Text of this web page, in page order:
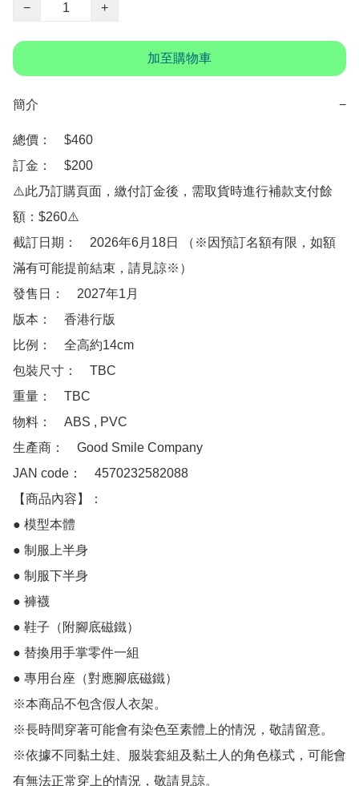
−
+
加至購物車
簡介 −
總價：　$460
訂金：　$200
⚠️此乃訂購頁面，繳付訂金後，需取貨時進行補款支付餘
額：$260⚠️
截訂日期：　2026年6月18日 （※因預訂名額有限，如額
滿有可能提前結束，請見諒※）
發售日：　2027年1月
版本：　香港行版
比例：　全高約14cm
包裝尺寸：　TBC
重量：　TBC
物料：　ABS , PVC
生產商：　Good Smile Company
JAN code：　4570232582088
【商品內容】：
● 模型本體
● 制服上半身
● 制服下半身
● 褲襪
● 鞋子（附腳底磁鐵）
● 替換用手掌零件一組
● 專用台座（對應腳底磁鐵）
※本商品不包含假人衣架。
※長時間穿著可能會有染色至素體上的情況，敬請留意。
※依據不同黏土娃、服裝套組及黏土人的角色樣式，可能會
有無法正常穿上的情況，敬請見諒。